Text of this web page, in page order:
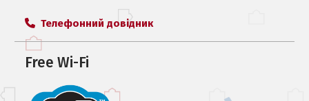
Телефонний довідник
Free Wi-Fi